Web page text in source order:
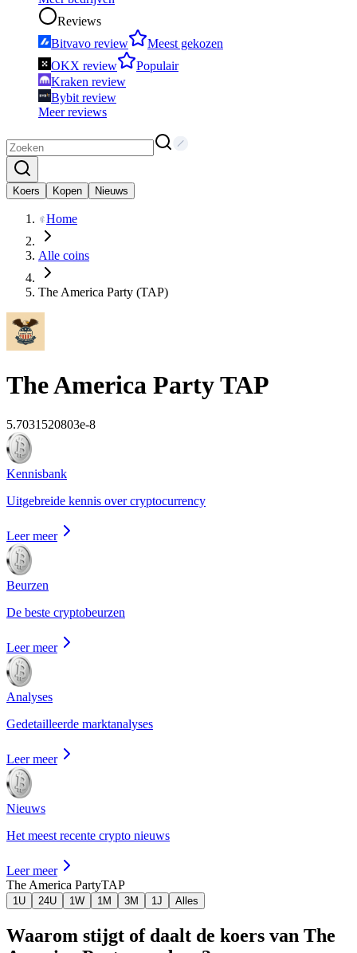
Reviews
Bitvavo review
Meest gekozen
OKX review
Populair
Kraken review
Bybit review
Meer reviews
Koers Kopen Nieuws
Home
Alle coins
The America Party (TAP)
The America PartyTAP
5.7031520803e-8
Kennisbank
Uitgebreide kennis over cryptocurrency
Leer meer
Beurzen
De beste cryptobeurzen
Leer meer
Analyses
Gedetailleerde marktanalyses
Leer meer
Nieuws
Het meest recente crypto nieuws
Leer meer
The America PartyTAP
1U 24U 1W 1M 3M 1J Alles
Waarom stijgt of daalt de koers van The